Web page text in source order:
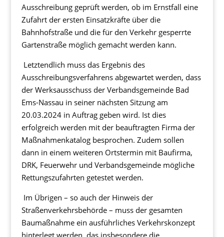
Ausschreibung geprüft werden, ob im Ernstfall eine
Zufahrt der ersten Einsatzkräfte über die
Bahnhofstraße und die für den Verkehr gesperrte
Gartenstraße möglich gemacht werden kann.
Letztendlich muss das Ergebnis des
Ausschreibungsverfahrens abgewartet werden, dass
der Werksausschuss der Verbandsgemeinde Bad
Ems-Nassau in seiner nächsten Sitzung am
20.03.2024 in Auftrag geben wird. Ist dies
erfolgreich werden mit der beauftragten Firma der
Maßnahmenkatalog besprochen. Zudem sollen
dann in einem weiteren Ortstermin mit Baufirma,
DRK, Feuerwehr und Verbandsgemeinde mögliche
Rettungszufahrten getestet werden.
Im Übrigen – so auch der Hinweis der
Straßenverkehrsbehörde – muss der gesamten
Baumaßnahme ein ausführliches Verkehrskonzept
hinterlegt werden, das insbesondere die